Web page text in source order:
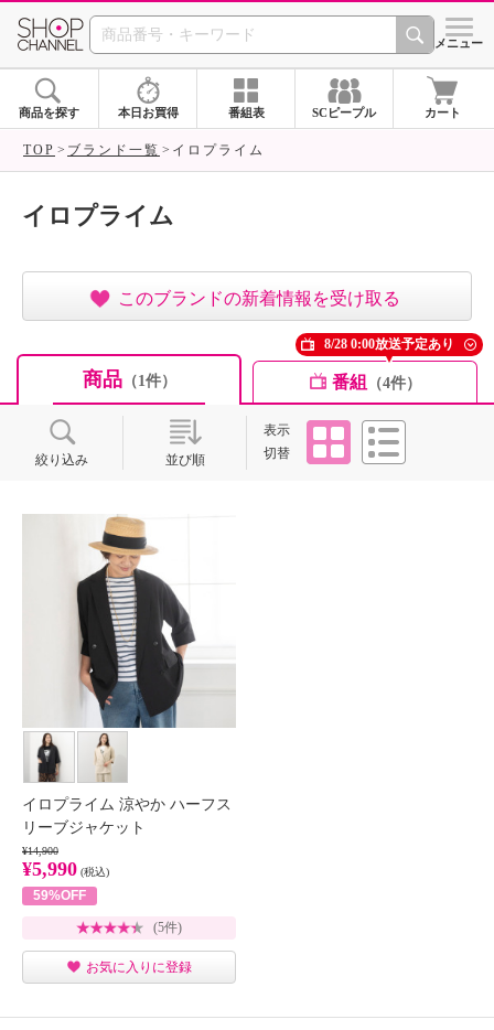
SHOP CHANNEL ショッ
メニュー
商品を探す 本日お買得 番組表 SCピープル カート
TOP ブランド一覧 イロプライム
イロプライム
このブランドの新着情報を受け取る
商品（1件） 番組 （4件）
8/28 0:00放送予定あり
絞り込み 並び順
表示
切替
タイル
イロプライム 涼やか ハーフス
リーブジャケット
¥14,900
¥5,990 (税込)
59%OFF
(5件)
お気に入りに登録